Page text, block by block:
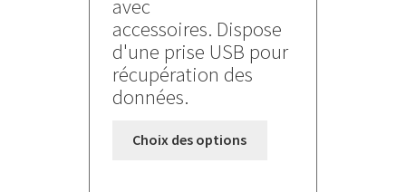
avec
accessoires. Dispose
d'une prise USB pour
récupération des
données.
Choix des options